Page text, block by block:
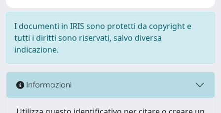
I documenti in IRIS sono protetti da copyright e
tutti i diritti sono riservati, salvo diversa
indicazione.
Informazioni